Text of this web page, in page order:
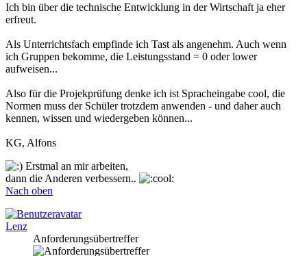
Ich bin über die technische Entwicklung in der Wirtschaft ja eher
erfreut.
Als Unterrichtsfach empfinde ich Tast als angenehm. Auch wenn
ich Gruppen bekomme, die Leistungsstand = 0 oder lower
aufweisen...
Also für die Projekprüfung denke ich ist Spracheingabe cool, die
Normen muss der Schüler trotzdem anwenden - und daher auch
kennen, wissen und wiedergeben können...
KG, Alfons
Erstmal an mir arbeiten,
dann die Anderen verbessern..
Nach oben
Lenz
Anforderungsübertreffer